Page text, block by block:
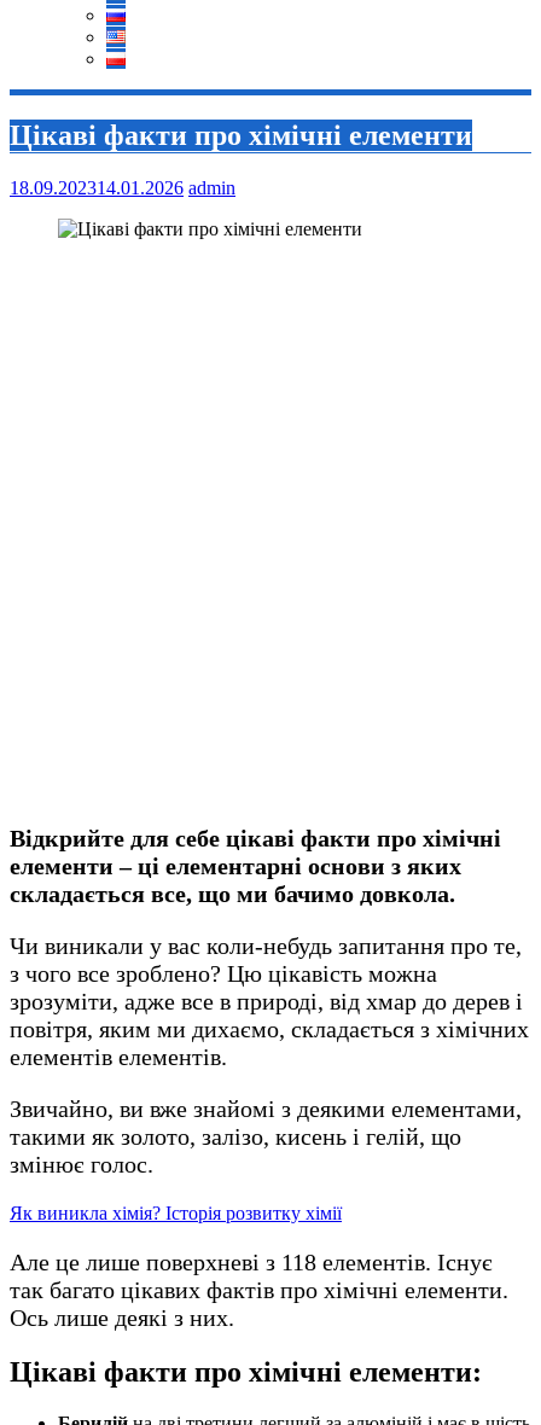
Цікаві факти про хімічні елементи
18.09.202314.01.2026 admin
Відкрийте для себе цікаві факти про хімічні
елементи – ці елементарні основи з яких
складається все, що ми бачимо довкола.
Чи виникали у вас коли-небудь запитання про те,
з чого все зроблено? Цю цікавість можна
зрозуміти, адже все в природі, від хмар до дерев і
повітря, яким ми дихаємо, складається з хімічних
елементів елементів.
Звичайно, ви вже знайомі з деякими елементами,
такими як золото, залізо, кисень і гелій, що
змінює голос.
Як виникла хімія? Історія розвитку хімії
Але це лише поверхневі з 118 елементів. Існує
так багато цікавих фактів про хімічні елементи.
Ось лише деякі з них.
Цікаві факти про хімічні елементи: